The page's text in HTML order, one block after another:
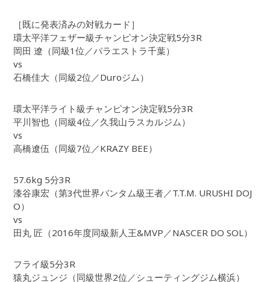
［既に発表済みの対戦カード］
環太平洋フェザー級チャンピオン決定戦5分3R
岡田 遼（同級1位／パラエストラ千葉）
vs
石橋佳大（同級2位／Duroジム）
環太平洋ライト級チャンピオン決定戦5分3R
平川智也（同級4位／久我山ラスカルジム）
vs
高橋遼伍（同級7位／KRAZY BEE）
57.6kg 5分3R
漆谷康宏（第3代世界バンタム級王者／T.T.M. URUSHI DOJ
O）
vs
田丸 匠（2016年度同級新人王&MVP／NASCER DO SOL）
フライ級5分3R
猿丸ジュンジ（同級世界2位／シューティングジム横浜）